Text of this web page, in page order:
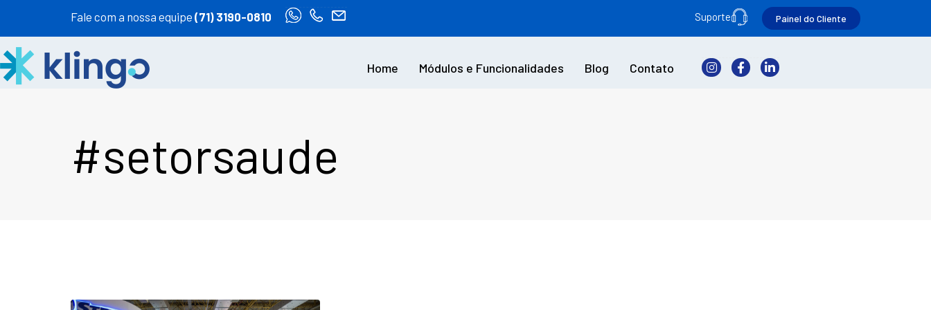
Fale com a nossa equipe (71) 3190-0810 Painel do Cliente
Suporte
Home Módulos e Funcionalidades Blog Contato
#setorsaude